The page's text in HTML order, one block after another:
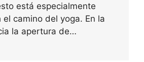
está especialmente
el camino del yoga. En la
la apertura de…